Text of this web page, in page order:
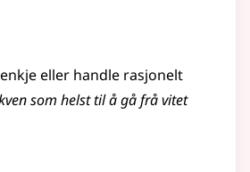
eller handle rasjonelt
som helst til å gå frå vitet